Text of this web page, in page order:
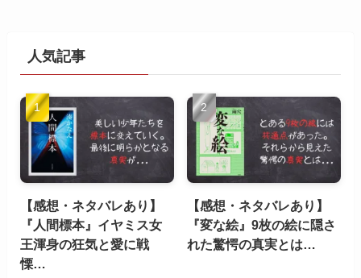
人気記事
【感想・ネタバレあり】
『人間標本』イヤミス女
王渾身の狂気と愛に戦
慄…
【感想・ネタバレあり】
『変な絵』9枚の絵に隠さ
れた驚愕の真実とは…